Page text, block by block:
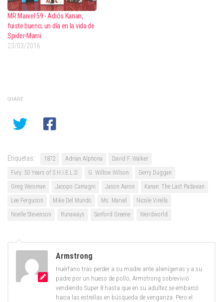
MR Marvel 59 - Adiós Kanan,
fuiste bueno; un día en la vida de
Spider-Mami
23/03/2016
SHARE
Etiquetas: 1872 Adrian Alphona
David F. Walker
Fury: 50 Years of S.H.I.E.L.D.
G. Willow Wilson
Gerry Duggan
Greg Weisman
Jacopo Camagni Jason Aaron
Kanan: The Last Padawan
Lee Ferguson
Mike Del Mundo Ms. Marvel
Nicole Virella
Noelle Stevenson
Runaways Sanford Greene Weirdworld
Armstrong
Huérfano tras perder a su madre ante alienígenas y a su
padre por un hueso de pollo, Armstrong sobrevivió
vendiendo Super 8 hasta que en su adultez se embarcó
hacia las estrellas en búsqueda de venganza. Pero el